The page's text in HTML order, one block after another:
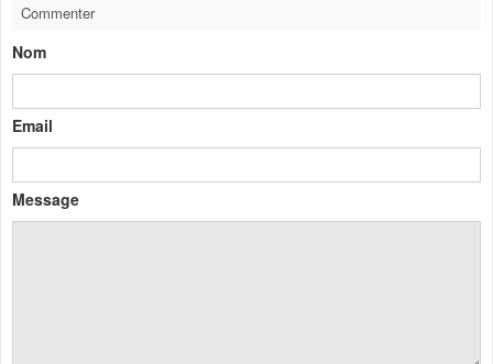
Commenter
Nom
Email
Message